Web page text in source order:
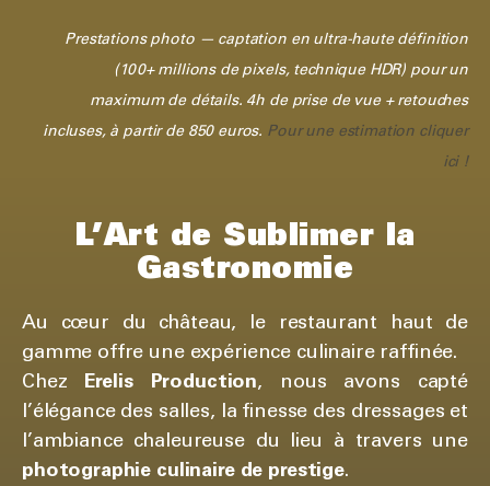
Prestations photo — captation en ultra-haute définition
(100+ millions de pixels, technique HDR) pour un
maximum de détails. 4h de prise de vue + retouches
incluses, à partir de 850 euros. Pour une estimation cliquer
ici !
L’Art de Sublimer la
Gastronomie
Au cœur du château, le restaurant haut de
gamme offre une expérience culinaire raffinée.
Chez Erelis Production, nous avons capté
l’élégance des salles, la finesse des dressages et
l’ambiance chaleureuse du lieu à travers une
photographie culinaire de prestige.